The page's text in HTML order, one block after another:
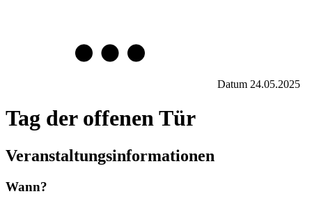
Datum 24.05.2025
Tag der offenen Tür
Veranstaltungsinformationen
Wann?